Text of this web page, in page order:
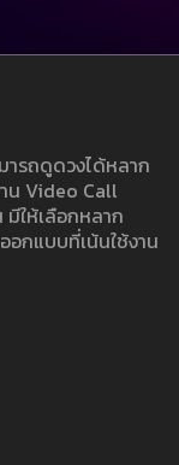
รถดูดวงได้หลาก
น Video Call
ให้เลือกหลาก
กแบบที่เน้นใช้งาน